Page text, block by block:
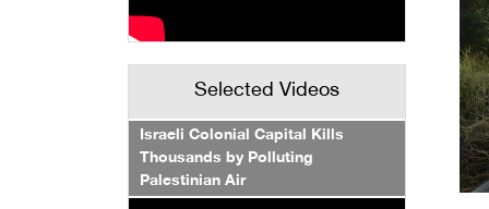
Selected Videos
Israeli Colonial Capital Kills
Thousands by Polluting
Palestinian Air